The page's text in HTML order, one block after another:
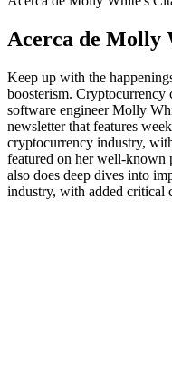
Acerca de Molly
Keep up with the
boosterism. Cryptocurrency
software engineer Molly
newsletter that features
cryptocurrency industry,
featured on her well-known
also does deep dives into
industry, with added critical